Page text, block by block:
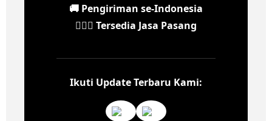
🚚 Pengiriman se-Indonesia
👷🏻‍♂️ Tersedia Jasa Pasang
Ikuti Update Terbaru Kami: